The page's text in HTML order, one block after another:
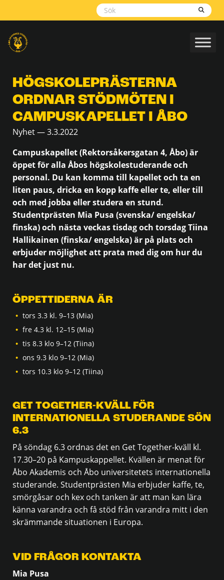
HÖGSKOLEPRÄSTERNA
ORDNAR STÖDMÖTEN I
CAMPUSKAPELLET I ÅBO
Nyhet — 3.3.2022
Campuskapellet (Rektorsåkersgatan 4, Åbo) är
öppet för alla Åbos högskolestuderande och
personal. Du kan komma till kapellet och ta en
liten paus, dricka en kopp kaffe eller te, eller till
och med jobba eller studera en stund.
Studentprästen Mia Pusa (svenska/ engelska/
finska) och nästa veckas tisdag och torsdag Tiina
Hallikainen (finska/ engelska) är på plats och
erbjuder möjlighet att prata med dig om hur du
har det just nu.
ÖPPETTIDERNA ÄR
tors 3.3 kl. 9–13 (Mia)
fre 4.3 kl. 12–15 (Mia)
tis 8.3 klo 9–12 (Tiina)
ons 9.3 klo 9–12 (Mia)
tors 10.3 klo 9–12 (Tiina)
GET TOGETHER-KVÄLL FÖR
INTERNATIONELLA STUDERANDE SÖN
6.3
På söndag 6.3 ordnas det en Get Together-kväll kl.
17.30–20 på Kampuskappellet. Kvällen är menat för
Åbo Akademis och Åbo universitetets internationella
studerande. Studentprästen Mia erbjuder kaffe, te,
smörgåsar och kex och tanken är att man kan lära
känna varandra och få stöd från varandra mitt i den
skrämmande situationen i Europa.
VID FRÅGOR KONTAKTA
Mia Pusa